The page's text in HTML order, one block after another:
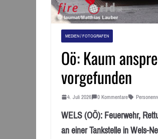
MEDIEN / FOTOGRAFEN
Oö: Kaum
vorgefunden
4. Juli 2026 0 Kommentare
WELS (OÖ): Feuerwehr,
an einer Tankstelle in Wels-